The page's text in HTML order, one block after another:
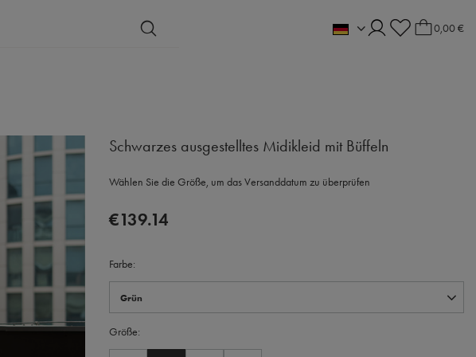
0,00 €
Schwarzes ausgestelltes Midikleid mit Büffeln
Wählen Sie die Größe, um das Versanddatum zu überprüfen
Farbe
Grün
Größe
€139.14